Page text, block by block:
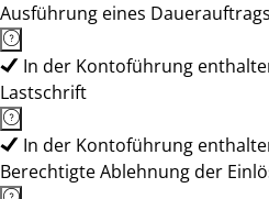
Ausführung eines Dauerauftrags
In der Kontoführung
Lastschrift
In der Kontoführung
Berechtigte Ablehnung der